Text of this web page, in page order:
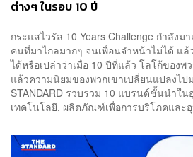
ต่างๆ ในรอบ 10 ปี
กระแสไวรัล 10 Years Challenge กำลังม
คนที่มาไกลมากๆ จนเพื่อนจำหน้าไม่ได้ แ
ได้หรือเปล่าว่าเมื่อ 10 ปีที่แล้ว โลโก้ของพ
แล้วความนิยมของพวกเขาเปลี่ยนแปลงไ
STANDARD รวบรวม 10 แบรนด์ชั้นนำใ
เทคโนโลยี, ผลิตภัณฑ์เพื่อการบริโภคและ